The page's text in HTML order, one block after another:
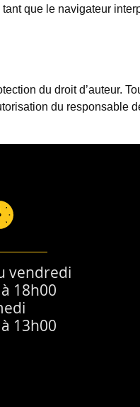
que le navigateur
du droit d’auteur.
du responsable
vendredi
18h00
13h00